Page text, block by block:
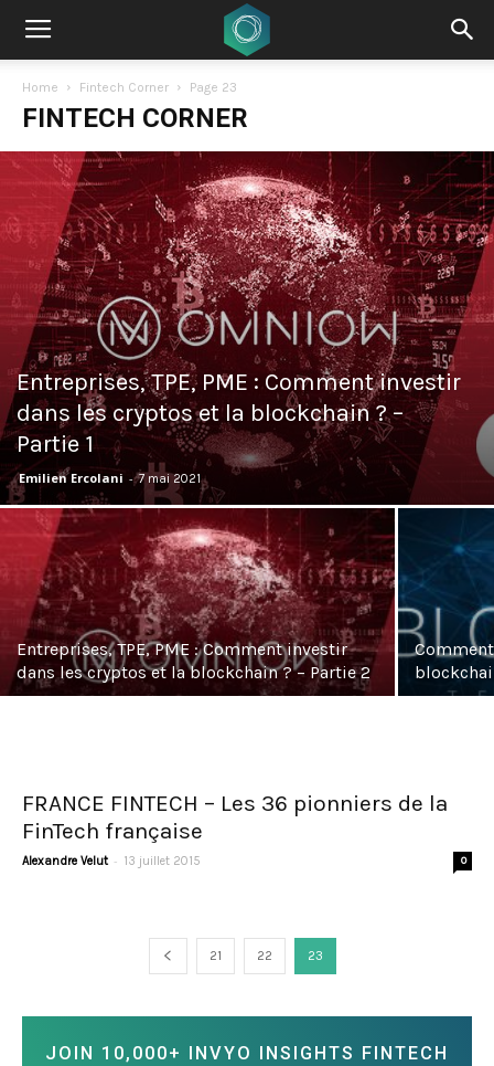
Home Fintech Corner Page 23
FINTECH CORNER
Entreprises, TPE, PME : Comment investir
dans les cryptos et la blockchain ? –
Partie 1
Emilien Ercolani - 7 mai 2021
Entreprises, TPE, PME : Comment investir
dans les cryptos et la blockchain ? – Partie 2
FRANCE FINTECH – Les 36 pionniers de la
FinTech française
Alexandre Velut - 13 juillet 2015 0
21 22 23
JOIN 10,000+ INVYO INSIGHTS FINTECH